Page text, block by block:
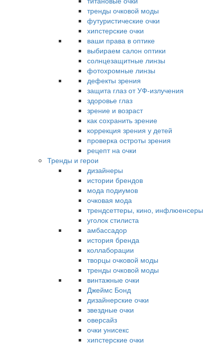
тренды очковой моды
футуристические очки
хипстерские очки
ваши права в оптике
выбираем салон оптики
солнцезащитные линзы
фотохромные линзы
дефекты зрения
защита глаз от УФ-излучения
здоровье глаз
зрение и возраст
как сохранить зрение
коррекция зрения у детей
проверка остроты зрения
рецепт на очки
Тренды и герои
дизайнеры
истории брендов
мода подиумов
очковая мода
трендсеттеры, кино, инфлюенсеры
уголок стилиста
амбассадор
история бренда
коллаборации
творцы очковой моды
тренды очковой моды
винтажные очки
Джеймс Бонд
дизайнерские очки
звездные очки
оверсайз
очки унисекс
хипстерские очки